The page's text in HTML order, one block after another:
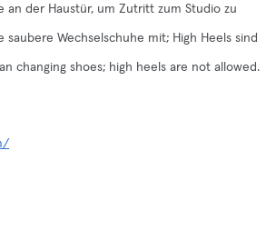
an der Haustür, um Zutritt zum Studio zu
saubere Wechselschuhe mit; High Heels sind
changing shoes; high heels are not allowed.